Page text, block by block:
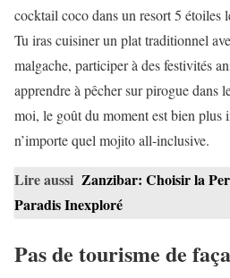
cocktail coco dans un resort 5 étoiles
Tu iras cuisiner un plat traditionnel
malgache, participer à des festivités
apprendre à pêcher sur pirogue dans
moi, le goût du moment est bien plus
n’importe quel mojito all-inclusive.
Lire aussi Zanzibar: Choisir la
Paradis Inexploré
Pas de tourisme de